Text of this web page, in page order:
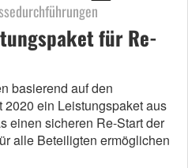
für Re-
basierend auf den
ein Leistungspaket aus
einen sicheren Re-Start der
alle Beteiligten ermöglichen